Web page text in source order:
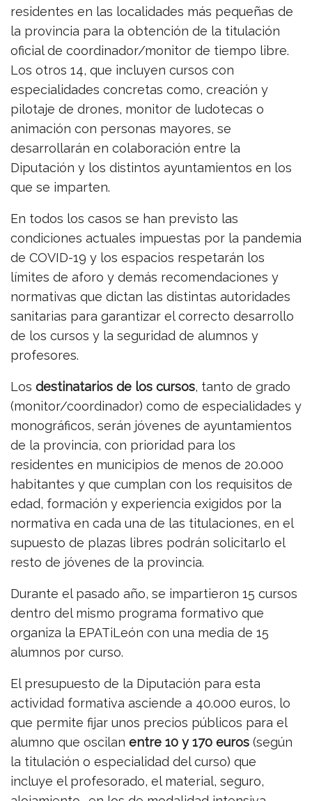
residentes en las localidades más pequeñas de
la provincia para la obtención de la titulación
oficial de coordinador/monitor de tiempo libre.
Los otros 14, que incluyen cursos con
especialidades concretas como, creación y
pilotaje de drones, monitor de ludotecas o
animación con personas mayores, se
desarrollarán en colaboración entre la
Diputación y los distintos ayuntamientos en los
que se imparten.
En todos los casos se han previsto las
condiciones actuales impuestas por la pandemia
de COVID-19 y los espacios respetarán los
límites de aforo y demás recomendaciones y
normativas que dictan las distintas autoridades
sanitarias para garantizar el correcto desarrollo
de los cursos y la seguridad de alumnos y
profesores.
Los destinatarios de los cursos, tanto de grado
(monitor/coordinador) como de especialidades y
monográficos, serán jóvenes de ayuntamientos
de la provincia, con prioridad para los
residentes en municipios de menos de 20.000
habitantes y que cumplan con los requisitos de
edad, formación y experiencia exigidos por la
normativa en cada una de las titulaciones, en el
supuesto de plazas libres podrán solicitarlo el
resto de jóvenes de la provincia.
Durante el pasado año, se impartieron 15 cursos
dentro del mismo programa formativo que
organiza la EPATiLeón con una media de 15
alumnos por curso.
El presupuesto de la Diputación para esta
actividad formativa asciende a 40.000 euros, lo
que permite fijar unos precios públicos para el
alumno que oscilan entre 10 y 170 euros (según
la titulación o especialidad del curso) que
incluye el profesorado, el material, seguro,